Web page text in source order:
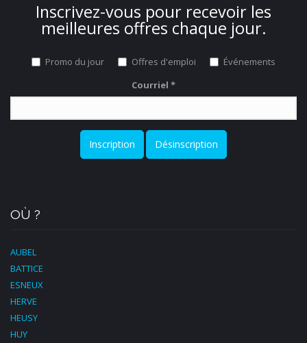
Inscrivez-vous pour recevoir les
meilleures offres chaque jour.
Promo du jour Offres d'emploi
Événements
Courriel *
Inscription Désinscription
OÙ ?
AUBEL
BATTICE
ESNEUX
HERVE
HEUSY
HUY